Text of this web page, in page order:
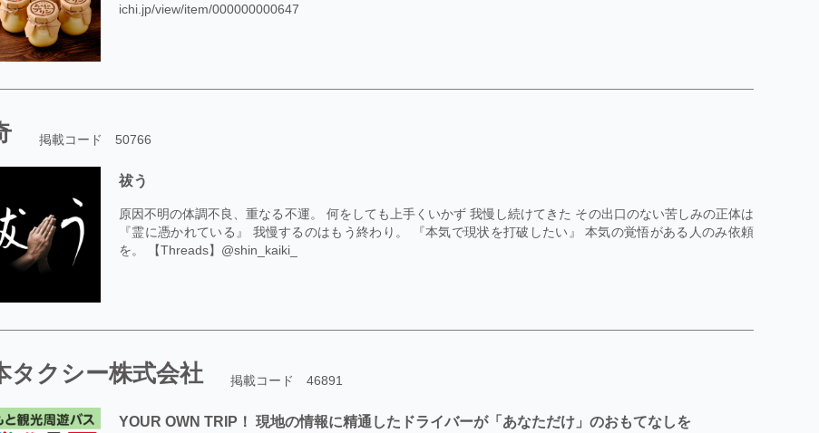
ichi.jp/view/item/000000000647
掲載コード 50766
祓う
原因不明の体調不良、重なる不運。 何をしても上手くいかず 我慢し続けてきた その出口のない苦しみの正体は
『霊に憑かれている』 我慢するのはもう終わり。 『本気で現状を打破したい』 本気の覚悟がある人のみ依頼
を。 【Threads】@shin_kaiki_
タクシー株式会社 掲載コード 46891
YOUR OWN TRIP！ 現地の情報に精通したドライバーが「あなただけ」のおもてなしを